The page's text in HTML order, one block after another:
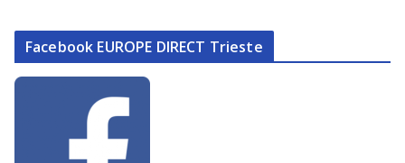
Facebook EUROPE DIRECT Trieste